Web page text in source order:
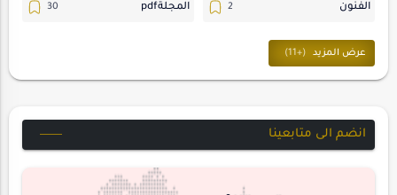
الفنون المجلةpdf
المسرح
حسن_يارتي حوارات
انضم الى متابعينا